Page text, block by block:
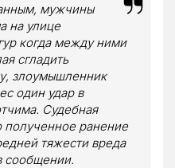
мужчины
на улице
когда между ними
сгладить
злоумышленник
один удар в
Судебная
полученное ранение
тяжести вреда
сообщении.